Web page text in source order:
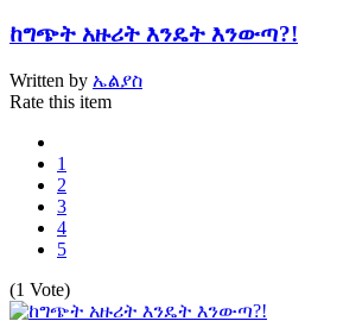
ከግጭት አዙሪት እንዴት እንውጣ?!
Written by ኤልያስ
Rate this item
1
2
3
4
5
(1 Vote)